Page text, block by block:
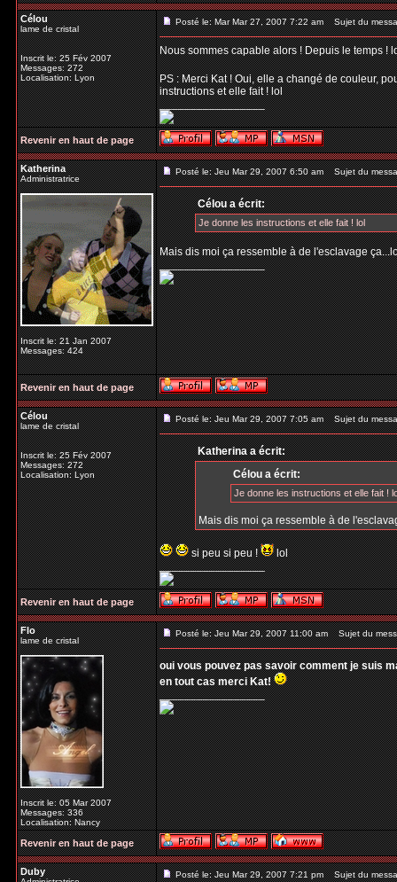
Célou
lame de cristal
Inscrit le: 25 Fév 2007
Messages: 272
Localisation: Lyon
Posté le: Mar Mar 27, 2007 7:22 am Sujet du
Nous sommes capable alors ! Depuis le temps !
PS : Merci Kat ! Oui, elle a changé de couleur,
instructions et elle fait ! lol
_________________
Revenir en haut de page
Katherina
Administratrice
Inscrit le: 21 Jan 2007
Messages: 424
Posté le: Jeu Mar 29, 2007 6:50 am Sujet du
Célou a écrit:
Je donne les instructions et elle fait ! lol
Mais dis moi ça ressemble à de l'esclavage
_________________
Revenir en haut de page
Célou
lame de cristal
Inscrit le: 25 Fév 2007
Messages: 272
Localisation: Lyon
Posté le: Jeu Mar 29, 2007 7:05 am Sujet du
Katherina a écrit:
Célou a écrit:
Je donne les instructions et elle fait !
Mais dis moi ça ressemble à de
si peu si peu !
lol
_________________
Revenir en haut de page
Flo
lame de cristal
Inscrit le: 05 Mar 2007
Messages: 336
Localisation: Nancy
Posté le: Jeu Mar 29, 2007 11:00 am Sujet du
oui vous pouvez pas savoir comment je suis
en tout cas merci Kat!
_________________
Revenir en haut de page
Duby Posté le: Jeu Mar 29, 2007 7:21 pm Sujet du